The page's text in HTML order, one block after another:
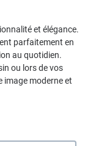
et élégance.
parfaitement en
au quotidien.
ou lors de vos
image moderne et